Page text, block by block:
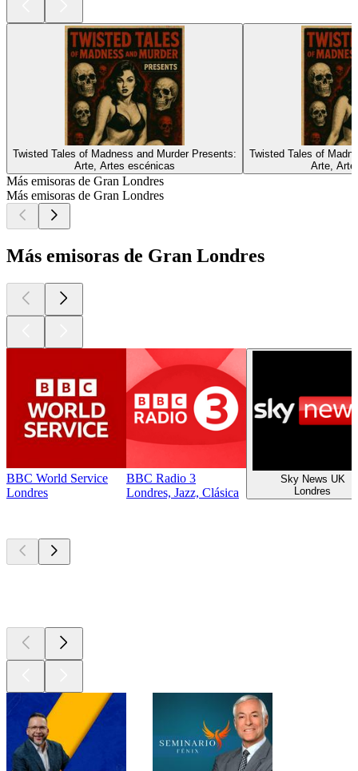
Twisted Tales of Madness and Murder Presents:
Arte, Artes escénicas
Twisted Tales of
Arte,
Más emisoras de Gran Londres
Más emisoras de Gran Londres
Más emisoras de Gran Londres
BBC World Service
Londres
BBC Radio 3
Londres, Jazz, Clásica
Sky News UK
Londres